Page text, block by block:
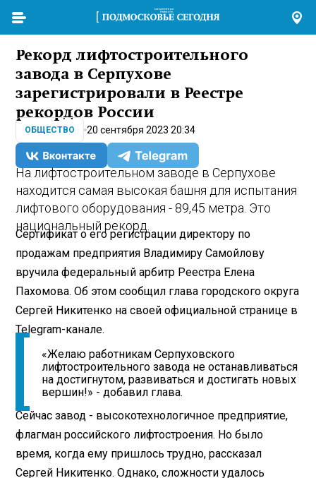
Рекорд лифтостроительного
завода в Серпухове
зарегистрировали в Реестре
рекордов России
ОБЩЕСТВО 20 сентября 2023 20:34
На лифтостроительном заводе в Серпухове
находится самая высокая башня для испытания
лифтового оборудования - 89,45 метра. Это
национальный рекорд.
Сертификат о его регистрации директору по
продажам предприятия Владимиру Самойлову
вручила федеральный арбитр Реестра Елена
Пахомова. Об этом сообщил глава городского округа
Сергей Никитенко на своей официальной странице в
Telegram-канале.
«Желаю работникам Серпуховского
лифтостроительного завода не останавливаться
на достигнутом, развиваться и достигать новых
вершин!» - добавил глава.
Сейчас завод - высокотехнологичное предприятие,
флагман российского лифтостроения. Но было
время, когда ему пришлось трудно, рассказал
Сергей Никитенко. Однако, сложности удалось